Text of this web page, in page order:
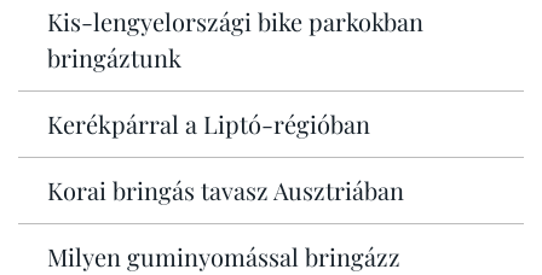
Kis-lengyelországi bike parkokban
bringáztunk
Kerékpárral a Liptó-régióban
Korai bringás tavasz Ausztriában
Milyen guminyomással bringázz